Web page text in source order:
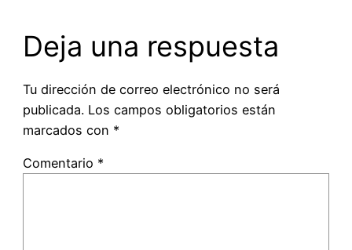
Deja una respuesta
Tu dirección de correo electrónico no será
publicada. Los campos obligatorios están
marcados con *
Comentario *